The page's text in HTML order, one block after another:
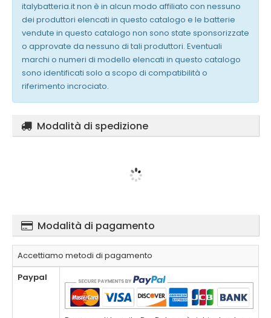
italybatteria.it non è in alcun modo affiliato con nessuno
dei produttori elencati in questo catalogo e le batterie
vendute in questo catalogo non sono state sponsorizzate
o approvate da nessuno di tali produttori. Eventuali
marchi o numeri di modello elencati in questo catalogo
sono identificati solo a scopo di compatibilità o
riferimento incrociato.
Modalità di spedizione
Modalità di pagamento
Accettiamo metodi di pagamento
Paypal